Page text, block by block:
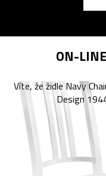
ON-LINE
Víte, že židle Navy
Design